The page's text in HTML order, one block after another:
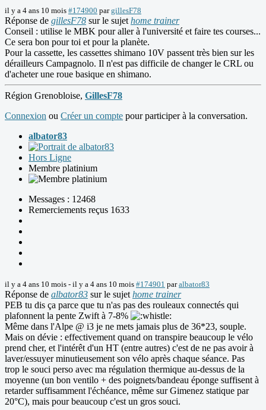
il y a 4 ans 10 mois #174900 pargillesF78
Réponse de gillesF78 sur le sujet home trainer
Conseil : utilise le MBK pour aller à l'université et faire tes courses...
Ce sera bon pour toi et pour la planète.
Pour la cassette, les cassettes shimano 10V passent très bien sur les
dérailleurs Campagnolo. Il n'est pas difficile de changer le CRL ou
d'acheter une roue basique en shimano.
Région Grenobloise, GillesF78
Connexion ou Créer un compte pour participer à la conversation.
albator83
Hors Ligne
Membre platinium
Messages : 12468
Remerciements reçus 1633
il y a 4 ans 10 mois - il y a 4 ans 10 mois #174901 paralbator83
Réponse de albator83 sur le sujet home trainer
PEB tu dis ça parce que tu n'as pas des rouleaux connectés qui
plafonnent la pente Zwift à 7-8%
Même dans l'Alpe @ i3 je ne mets jamais plus de 36*23, souple.
Mais on dévie : effectivement quand on transpire beaucoup le vélo
prend cher, et l'intérêt d'un HT (entre autres) c'est de ne pas avoir à
laver/essuyer minutieusement son vélo après chaque séance. Pas
trop le souci perso avec ma régulation thermique au-dessus de la
moyenne (un bon ventilo + des poignets/bandeau éponge suffisent à
retarder suffisamment l'échéance, même sur Gimenez statique par
20°C), mais pour beaucoup c'est un gros souci.